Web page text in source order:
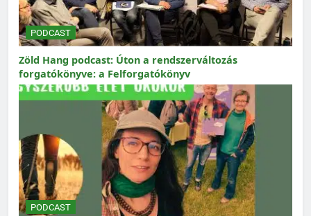
PODCAST
Zöld Hang podcast: Úton a rendszerváltozás
forgatókönyve: a Felforgatókönyv
PODCAST